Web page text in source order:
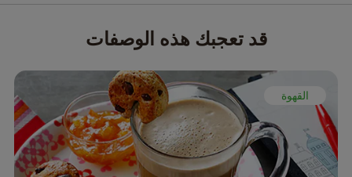
قد تعجبك هذه الوصفات
القهوة